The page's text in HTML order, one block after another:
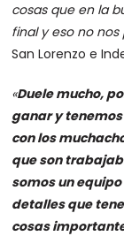
cosas que en la
final y eso no nos
San Lorenzo e
«Duele mucho,
ganar y
con los
que son
somos un
detalles que
cosas